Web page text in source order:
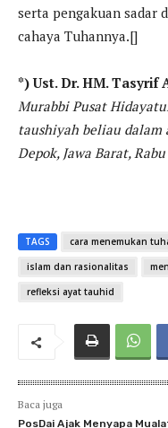
serta pengakuan sadar
cahaya Tuhannya.[]
*) Ust. Dr. HM. Tasyrif
Murabbi Pusat
taushiyah beliau dalam
Depok, Jawa Barat,
TAGS cara menemukan
islam dan rasionalitas
refleksi ayat tauhid
Baca juga
PosDai Ajak Menyapa